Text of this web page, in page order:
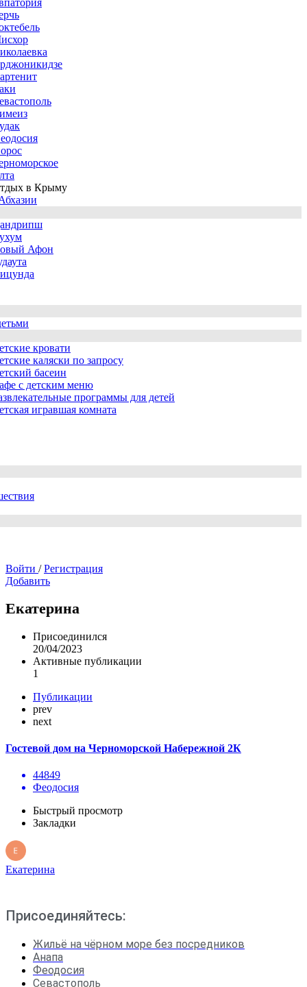
в Крыму
Афон
кровати
каляски по запросу
басеин
с детским меню
программы для детей
игравшая комната
Войти / Регистрация
Добавить
Екатерина
Присоединился
20/04/2023
Активные публикации
1
Публикации
prev
next
Гостевой дом на Черноморской Набережной 2К
44849
Феодосия
Быстрый просмотр
Закладки
Екатерина
Присоединяйтесь:
Жильё на чёрном море без посредников
Анапа
Феодосия
Севастополь